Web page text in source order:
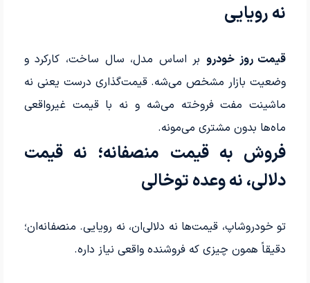
نه رویایی
قیمت روز خودرو بر اساس مدل، سال ساخت، کارکرد و
وضعیت بازار مشخص می‌شه. قیمت‌گذاری درست یعنی نه
ماشینت مفت فروخته می‌شه و نه با قیمت غیرواقعی
ماه‌ها بدون مشتری می‌مونه.
فروش به قیمت منصفانه؛ نه قیمت
دلالی، نه وعده توخالی
تو خودروشاپ، قیمت‌ها نه دلالی‌ان، نه رویایی. منصفانه‌ان؛
دقیقاً همون چیزی که فروشنده واقعی نیاز داره.